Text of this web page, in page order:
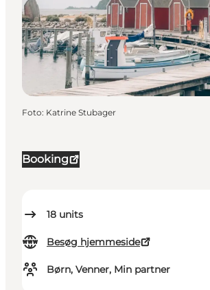
Booking
18 units
Besøg hjemmeside
Børn, Venner, Min partner
Foto: Katrine Stubager